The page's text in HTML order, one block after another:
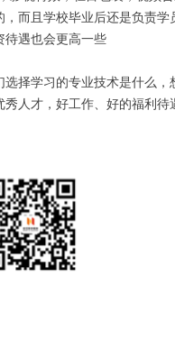
而且学校毕业后还是负责
待遇也会更高一些
择学习的专业技术是什么，
人才，好工作、好的福利待